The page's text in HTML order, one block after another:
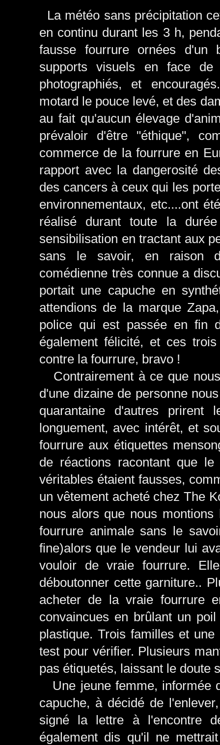
La météo sans précipitation
en continu durant les 3 h,
fausse fourrure ornées d'un
supports visuels en face
photographiés, et
motard le pouce levé, et des
au fait qu'aucun élevage
prévaloir d'être "éthique",
commerce de la fourrure en
rapport avec la dangerosité
des cancers à ceux qui les
environnementaux, etc....ont
réalisé durant toute la
sensibilisation en tractant aux
sans le savoir, en raison
comédienne très connue a
portait une capuche en
attendions de la marque
police qui est passée en fin
également félicité, et ces
contre la fourrure, bravo !
Contrairement à ce que
d'une dizaine de personne
quarantaine d'autres
longuement, avec intérêt, et
fourrure aux étiquettes
de réactions racontant que
véritables étaient fausses,
un vêtement acheté chez The
nous alors que nous
fourrure animale sans le
fine)alors que le vendeur lui
vouloir de vraie fourrure.
déboutonner cette garniture..
acheter de la vraie fourrure
convaincues en brûlant un
plastique. Trois familles et
test pour vérifier. Plusieurs
pas étiquetés, laissant le doute
Une jeune femme, informée
capuche, à décidé de
signé la lettre à l'encontre
également dis qu'il ne